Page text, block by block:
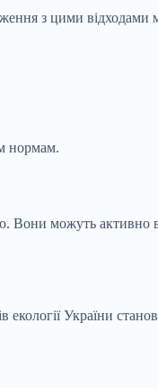
з цими відходами
нормам.
Вони можуть активно
України